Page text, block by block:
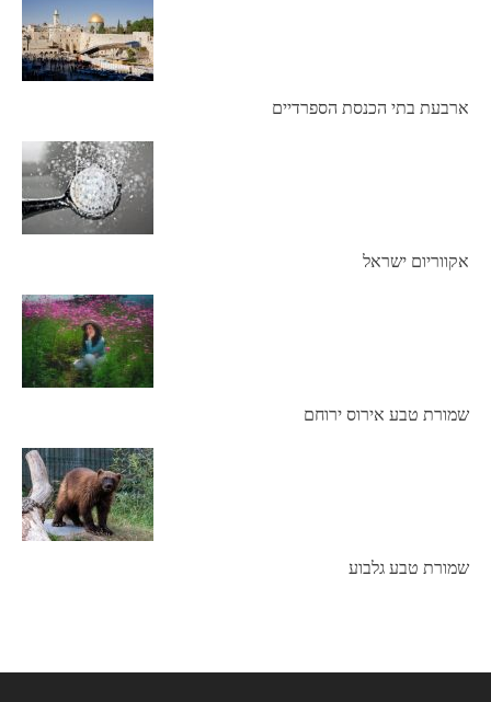
ארבעת בתי הכנסת הספרדיים
אקווריום ישראל
שמורת טבע אירוס ירוחם
שמורת טבע גלבוע